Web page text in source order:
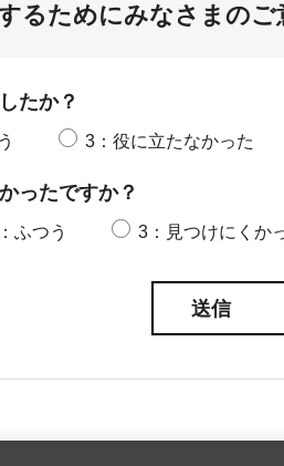
るためにみなさまの
たか？
3：役に立たなかった
ったですか？
ふつう 3：見つけにくか